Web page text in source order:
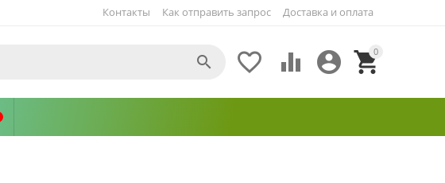
Как отправить запрос Доставка и оплата
Контакты
0


 
